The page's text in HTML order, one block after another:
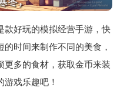
款好玩的模拟经营手游，快
时间来制作不同的美食，
更多的食材，获取金币来装
戏乐趣吧！